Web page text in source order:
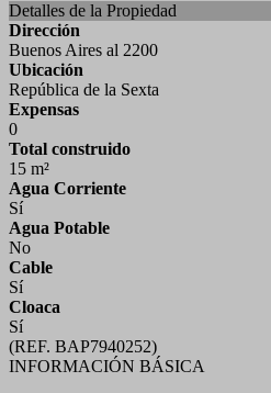
Detalles de la Propiedad
Dirección
Buenos Aires al 2200
Ubicación
República de la Sexta
Expensas
0
Total construido
15 m²
Agua Corriente
Sí
Agua Potable
No
Cable
Sí
Cloaca
Sí
(REF. BAP7940252)
INFORMACIÓN BÁSICA